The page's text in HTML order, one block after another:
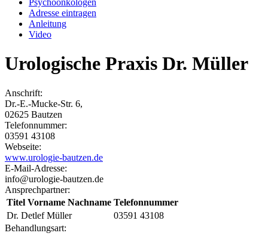
Adresse eintragen
Anleitung
Video
Urologische Praxis Dr. Müller
Anschrift:
Dr.-E.-Mucke-Str. 6,
02625 Bautzen
Telefonnummer:
03591 43108
Webseite:
www.urologie-bautzen.de
E-Mail-Adresse:
info@urologie-bautzen.de
Ansprechpartner:
Titel Vorname Nachname Telefonnummer
Dr. Detlef Müller
03591 43108
Behandlungsart: